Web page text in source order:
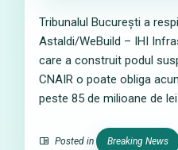
Tribunalul București a
Astaldi/WeBuild – IHI
care a construit podul
CNAIR o poate obliga
peste 85 de milioane de lei
Posted in Breaking News